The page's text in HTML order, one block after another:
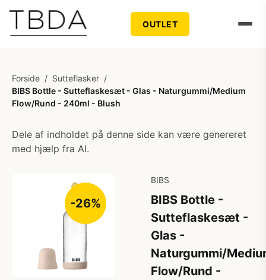
OUTLET
Forside / Sutteflasker /
BIBS Bottle - Sutteflaskesæt - Glas - Naturgummi/Medium
Flow/Rund - 240ml - Blush
Dele af indholdet på denne side kan være genereret
med hjælp fra AI.
-26%
BIBS
BIBS Bottle -
Sutteflaskesæt -
Glas -
Naturgummi/
Flow/Rund -